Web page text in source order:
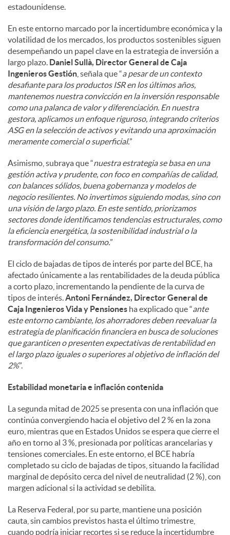
estadounidense.
En este entorno marcado por la incertidumbre económica y la
volatilidad de los mercados, los productos sostenibles siguen
desempeñando un papel clave en la estrategia de inversión a
largo plazo. Daniel Sullà, Director General de Caja
Ingenieros Gestión , señala que “a pesar de un contexto
desafiante para los productos ISR en los últimos años,
mantenemos nuestra convicción en la inversión responsable
como una palanca de valor y diferenciación. En nuestra
gestora, aplicamos un enfoque riguroso, integrando criterios
ASG en la selección de activos y evitando una aproximación
meramente comercial o superficial.”
Asimismo, subraya que “nuestra estrategia se basa en una
gestión activa y prudente, con foco en compañías de calidad,
con balances sólidos, buena gobernanza y modelos de
negocio resilientes. No invertimos siguiendo modas, sino con
una visión de largo plazo. En este sentido, priorizamos
sectores donde identificamos tendencias estructurales, como
la eficiencia energética, la sostenibilidad industrial o la
transformación del consumo.”
El ciclo de bajadas de tipos de interés por parte del BCE, ha
afectado únicamente a las rentabilidades de la deuda pública
a corto plazo, incrementando la pendiente de la curva de
tipos de interés. Antoni Fernández, Director General de
Caja Ingenieros Vida y Pensiones ha explicado que “ante
este entorno cambiante, los ahorradores deben reevaluar la
estrategia de planificación financiera en busca de soluciones
que garanticen o presenten expectativas de rentabilidad en
el largo plazo iguales o superiores al objetivo de inflación del
2%”.
Estabilidad monetaria e inflación contenida
La segunda mitad de 2025 se presenta con una inflación que
continúa convergiendo hacia el objetivo del 2 % en la zona
euro, mientras que en Estados Unidos se espera que cierre el
año en torno al 3 %, presionada por políticas arancelarias y
tensiones comerciales. En este entorno, el BCE habría
completado su ciclo de bajadas de tipos, situando la facilidad
marginal de depósito cerca del nivel de neutralidad (2 %), con
margen adicional si la actividad se debilita.
La Reserva Federal, por su parte, mantiene una posición
cauta, sin cambios previstos hasta el último trimestre,
cuando podría iniciar recortes si se reduce la incertidumbre